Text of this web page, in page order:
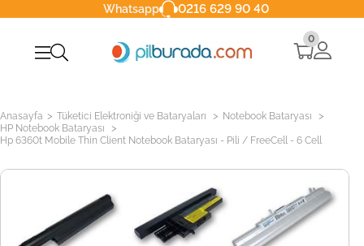
Whatsapp 0216 629 90 40
0
Anasayfa > Tüketici Elektroniği ve Bataryaları > Notebook Bataryası >
HP Notebook Bataryası >
Hp 6360t Mobile Thin Client Notebook Bataryası - Pili / FreeCell - 6 Cell